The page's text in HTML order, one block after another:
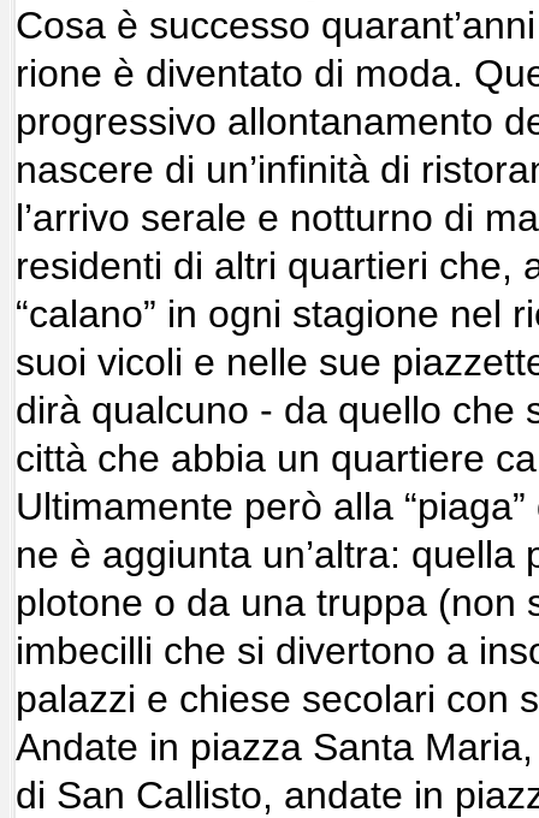
Cosa è successo
rione è diventato di moda.
progressivo allontanamento
nascere di un’infinità di
l’arrivo serale e notturno di
residenti di altri quartieri che,
“calano” in ogni stagione nel
suoi vicoli e nelle sue
dirà qualcuno - da quello che
città che abbia un quartiere
Ultimamente però alla
ne è aggiunta un’altra: quella
plotone o da una truppa (non
imbecilli che si divertono a
palazzi e chiese secolari con
Andate in piazza Santa
di San Callisto, andate in